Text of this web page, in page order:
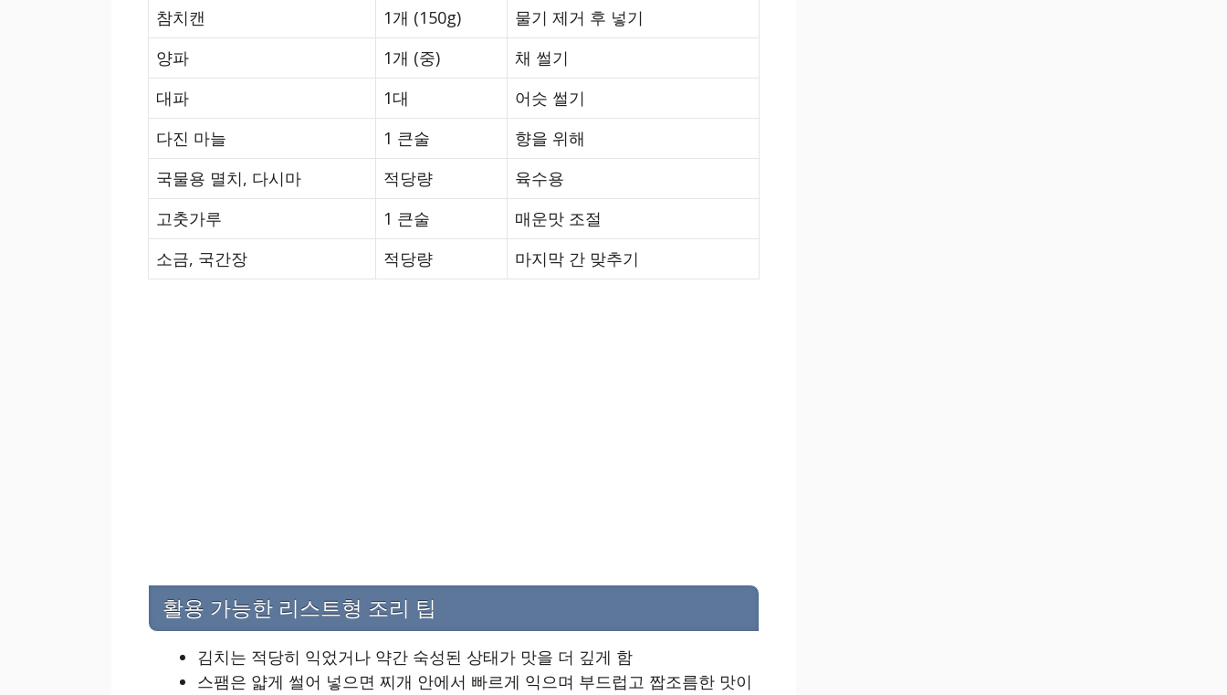
참치캔
1개 (150g)
물기 제거 후 넣기
양파
1개 (중)
채 썰기
대파
1대
어슷 썰기
다진 마늘
1 큰술
향을 위해
국물용 멸치, 다시마
적당량
육수용
고춧가루
1 큰술
매운맛 조절
소금, 국간장
적당량 마지막 간 맞추기
활용 가능한 리스트형 조리 팁
김치는 적당히 익었거나 약간 숙성된 상태가 맛을 더 깊게 함
스팸은 얇게 썰어 넣으면 찌개 안에서 빠르게 익으며 부드럽고 짭조름한 맛이